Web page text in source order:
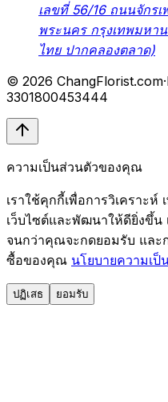
เลขที่ 56/16 ถนนจักร
พระนคร กรุงเทพมหา
ไทย ปากคลองตลาด)
© 2026 ChangFlorist.com·
3301800453444
ความเป็นส่วนตัวของคุณ
เราใช้คุกกี้เพื่อการวิเคราะห์
เว็บไซต์และพัฒนาให้ดียิ่งขึ้น
จนกว่าคุณจะกดยอมรับ และ
ซื้อของคุณ นโยบายความเป็
ปฏิเสธ ยอมรับ